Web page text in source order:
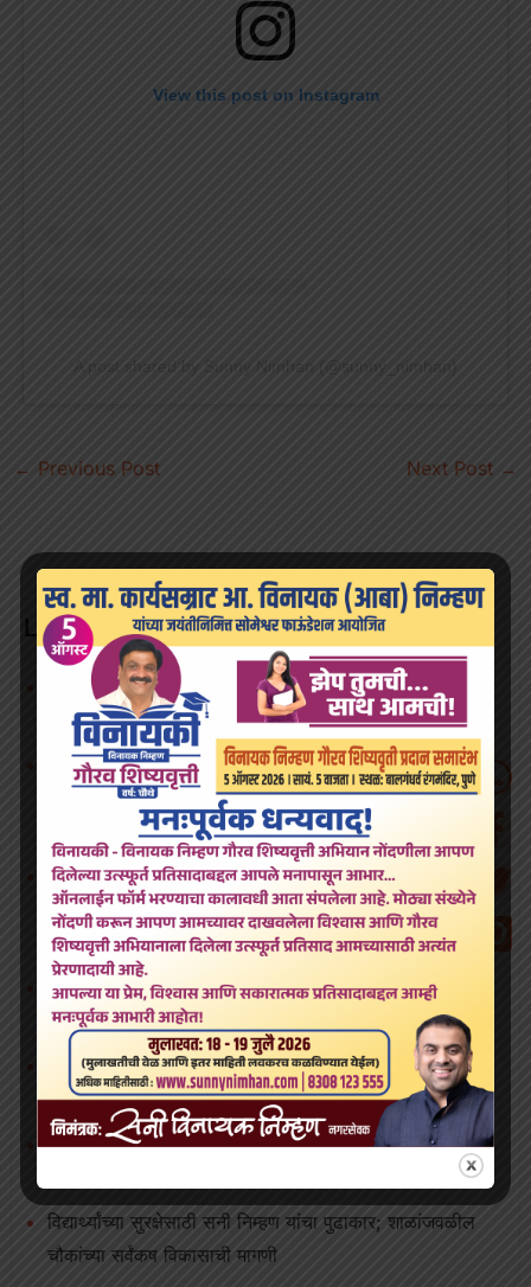
View this post on Instagram
A post shared by Sunny Nimhan (@sunny_nimhan)
← Previous Post Next Post →
Latest Post
विनायकी’ विनायक निम्हण शिष्यवृत्ती म्हणजे समाज घडवणारी योजना
: पद्मविभूषण डॉ. शां. ब. मुजुमदार
मुख्यमंत्री देवेंद्र फडणवीस यांच्या वाढदिवसानिमित्त व स्व. विनायक
(आबा) निम्हण यांच्या जयंतीनिमित्त शिवाजीनगरमध्ये १ लाख वह्यांच्या
वाटपाचा उपक्रम
Politician Interested in Urban Development In Pune:
How Sunny Nimhan is Building a Better Future for
the City
Pune Politician: Sunny Nimhan’s Journey of
Leadership, Service, and Vision
Conclusion of Women Empowerment Through
Education, Safety, and Opportunity in Pune
शिवराज्याभिषेक दिनी सोमेश्वरवाडीत रक्तदानाचा विक्रम; १२०३
विद्यार्थ्यांच्या सुरक्षेसाठी सनी निम्हण यांचा पुढाकार; शाळांजवळील
चौकांच्या सर्वंकष विकासाची मागणी